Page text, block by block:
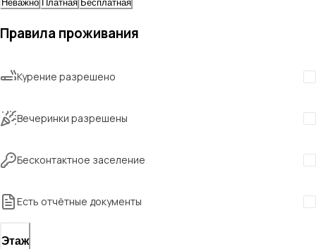
Неважно Платная Бесплатная
Правила проживания
Курение разрешено
Вечеринки разрешены
Бесконтактное заселение
Есть отчётные документы
Этаж